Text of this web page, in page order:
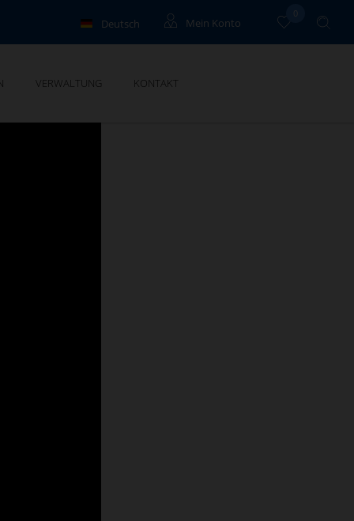
Deutsch Mein Konto
0
VERWALTUNG KONTAKT